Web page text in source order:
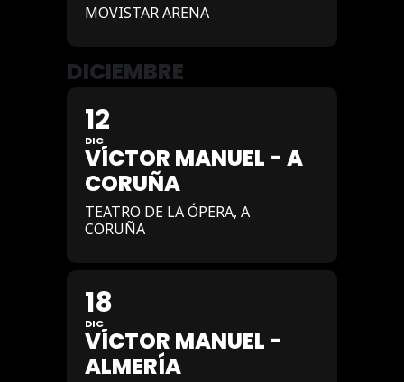
MOVISTAR ARENA
DICIEMBRE
12
DIC
VÍCTOR MANUEL - A
CORUÑA
TEATRO DE LA ÓPERA, A
CORUÑA
18
DIC
VÍCTOR MANUEL -
ALMERÍA